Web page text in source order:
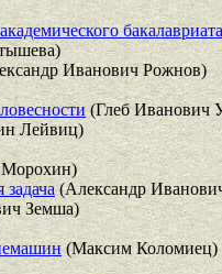
бакалавриата
Иванович Рожнов)
(Глеб Иванович
Лейвиц)
(Александр
Земша)
(Максим Коломиец)